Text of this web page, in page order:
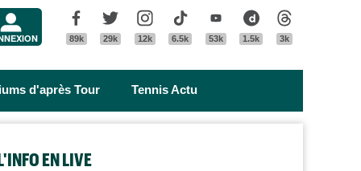
Facebook
89k
Twitter
29k
Instagram
12k
Tik Tok
6.5k
Youtube
53k
Dailymotion
1.5k 3k
d'après Tour Tennis Actu
EN LIVE